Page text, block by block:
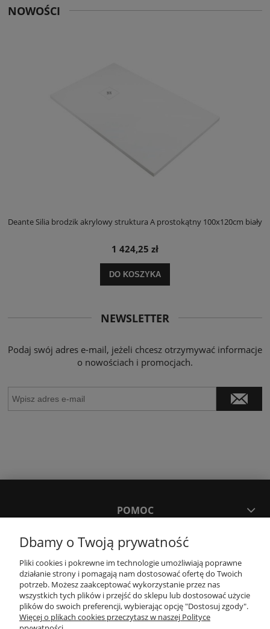
NOWOŚCI
Deante Silia brodzik akrylowy struktura A prostokątny 100x120cm biały
1 424,25 zł
DO KOSZYKA
NEWSLETTER
Podaj swój adres e-mail, jeżeli chcesz otrzymywać informacje
o nowościach i promocjach.
POMOC
MOJE KONTO
PŁATNOŚCI I DOSTAWA
KONTAKT
Dbamy o Twoją prywatność
Pliki cookies i pokrewne im technologie umożliwiają poprawne
działanie strony i pomagają nam dostosować ofertę do Twoich
potrzeb. Możesz zaakceptować wykorzystanie przez nas
wszystkich tych plików i przejść do sklepu lub dostosować użycie
plików do swoich preferencji, wybierając opcję "Dostosuj zgody".
Więcej o plikach cookies przeczytasz w naszej Polityce